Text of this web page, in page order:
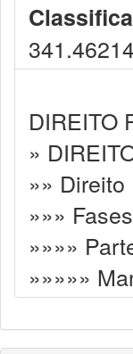
341.46214
DIREITO
»
»»
»»»
»»»»
»»»»»